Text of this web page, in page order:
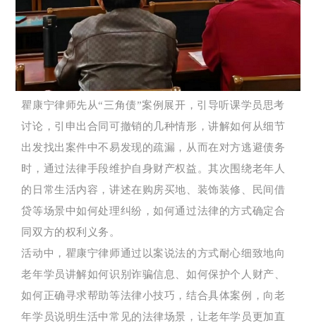
瞿康宁律师先从“三角债”案例展开，引导听课学员思考
讨论，引申出合同可撤销的几种情形，讲解如何从细节
出发找出案件中不易发现的疏漏，从而在对方逃避债务
时，通过法律手段维护自身财产权益。其次围绕老年人
的日常生活内容，讲述在购房买地、装饰装修、民间借
贷等场景中如何处理纠纷，如何通过法律的方式确定合
同双方的权利义务。
活动中，瞿康宁律师通过以案说法的方式耐心细致地向
老年学员讲解如何识别诈骗信息、如何保护个人财产、
如何正确寻求帮助等法律小技巧，结合具体案例，向老
年学员说明生活中常见的法律场景，让老年学员更加直